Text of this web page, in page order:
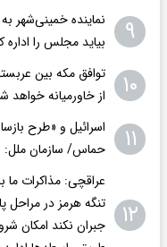
۹
نماینده خمینی‌شهر به
بیاید مجلس را اداره
۱۰
توافق مکه بین
از خاورمیانه خواهد
۱۱
اسرائیل و «طرح
حماس/ سازمان ملل:
۱۲
عراقچی: مذاکرات ما
تنگه هرمز در مراحل
جبران نکند امکان